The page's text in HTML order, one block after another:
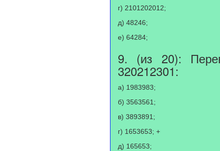
г) 2101202012;
д) 48246;
е) 64284;
9. (из 20):
320212301:
а) 1983983;
б) 3563561;
в) 3893891;
г) 1653653; +
д) 165653;